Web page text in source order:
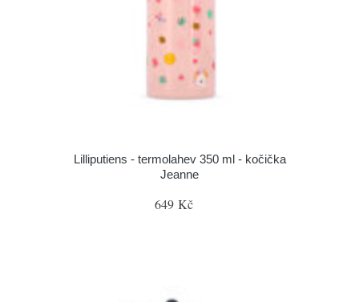
Lilliputiens - termolahev 350 ml - kočička
Jeanne
649 Kč